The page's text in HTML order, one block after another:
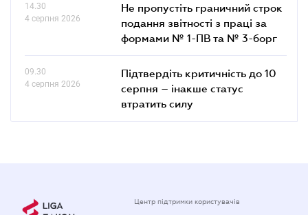
14.30
4 серпня 2026
Не пропустіть граничний строк
подання звітності з праці за
формами № 1-ПВ та № 3-борг
09.30
4 серпня 2026
Підтвердіть критичність до 10
серпня – інакше статус
втратить силу
Центр підтримки користувачів